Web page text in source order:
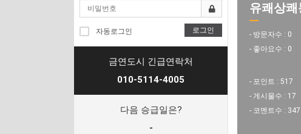
자동로그인 로그인
금연도시 긴급연락처
010-5114-4005
다음 승급일은?
-
유쾌상쾌
- 방문자수 : 0
- 좋아요수 : 0
- 포인트 : 517
- 게시물수 : 17
- 코멘트수 : 347